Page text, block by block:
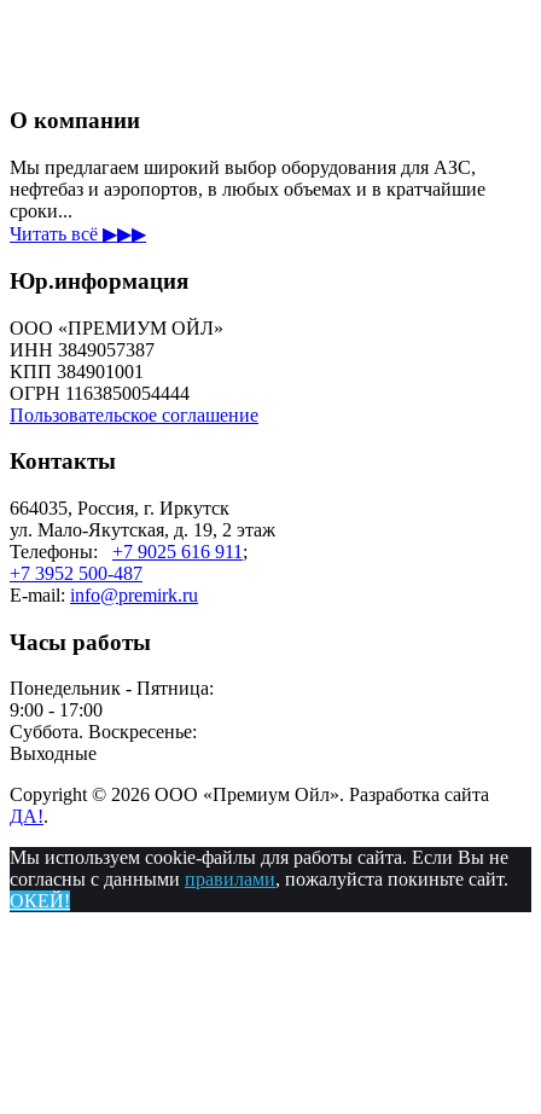
О компании
Мы предлагаем широкий выбор оборудования для АЗС,
нефтебаз и аэропортов, в любых объемах и в кратчайшие
сроки...
Читать всё ▶▶▶
Юр.информация
ООО «ПРЕМИУМ ОЙЛ»
ИНН 3849057387
КПП 384901001
ОГРН 1163850054444
Пользовательское соглашение
Контакты
664035, Россия, г. Иркутск
ул. Мало-Якутская, д. 19, 2 этаж
Телефоны: +7 9025 616 911 ;
+7 3952 500-487
E-mail: info@premirk.ru
Часы работы
Понедельник - Пятница:
9:00 - 17:00
Суббота. Воскресенье:
Выходные
Copyright © 2026 ООО «Премиум Ойл». Разработка сайта
ДА!.
Мы используем cookie-файлы для работы сайта. Если Вы не
согласны с данными правилами, пожалуйста покиньте сайт.
ОКЕЙ!